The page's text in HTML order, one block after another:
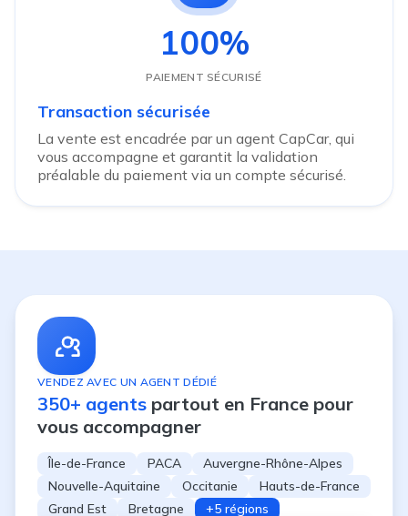
100%
PAIEMENT SÉCURISÉ
Transaction sécurisée
La vente est encadrée par un agent CapCar, qui
vous accompagne et garantit la validation
préalable du paiement via un compte sécurisé.
VENDEZ AVEC UN AGENT DÉDIÉ
350+ agents partout en France pour
vous accompagner
Île-de-France PACA
Auvergne-Rhône-Alpes
Nouvelle-Aquitaine
Occitanie
Hauts-de-France
Grand Est
Bretagne +5 régions